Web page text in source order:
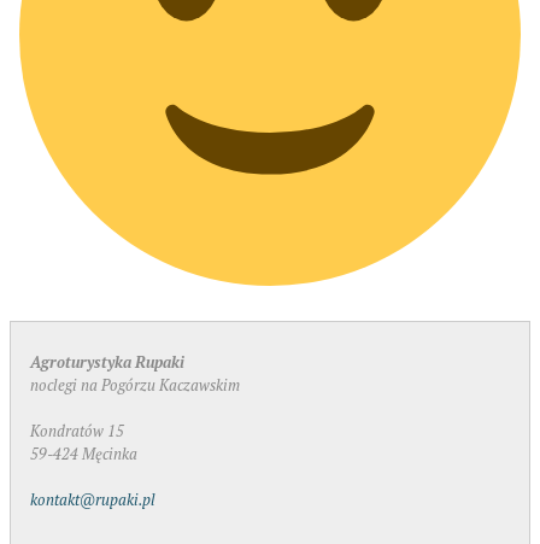
Agroturystyka Rupaki
noclegi na Pogórzu Kaczawskim
Kondratów 15
59-424 Męcinka
kontakt@rupaki.pl